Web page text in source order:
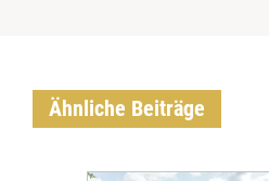
Ähnliche Beiträge